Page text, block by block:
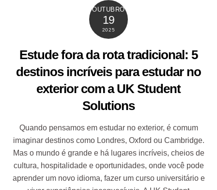
OUTUBRO
19
2025
Estude fora da rota tradicional: 5
destinos incríveis para estudar no
exterior com a UK Student
Solutions
Quando pensamos em estudar no exterior, é comum
imaginar destinos como Londres, Oxford ou Cambridge.
Mas o mundo é grande e há lugares incríveis, cheios de
cultura, hospitalidade e oportunidades, onde você pode
aprender um novo idioma, fazer um curso universitário e